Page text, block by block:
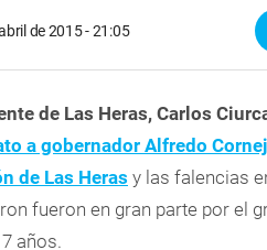
de 2015 - 21:05
de Las Heras, Carlos
a gobernador Alfredo
de Las Heras y las falencias
fueron en gran parte por el
años.